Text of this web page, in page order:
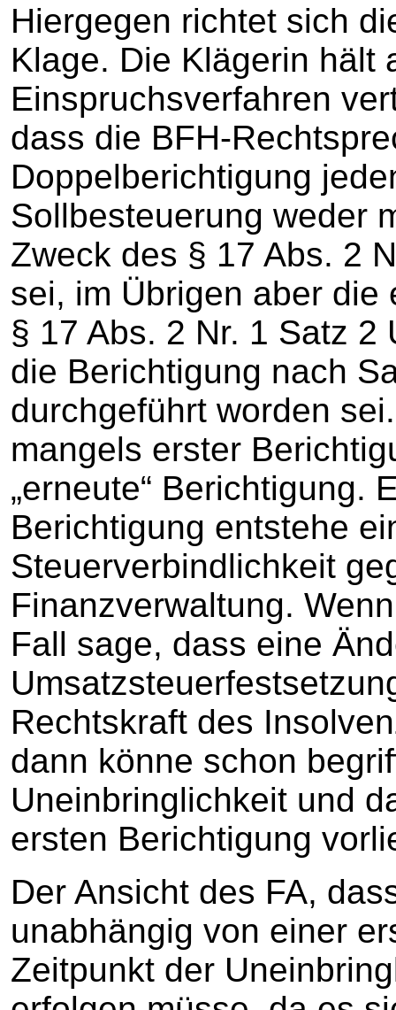
Hiergegen richtet sich
Klage. Die Klägerin hält
Einspruchsverfahren
dass die BFH-
Doppelberichtigung
Sollbesteuerung weder
Zweck des § 17 Abs. 2
sei, im Übrigen aber
§ 17 Abs. 2 Nr. 1 Satz
die Berichtigung nach
durchgeführt worden
mangels erster
„erneute“ Berichtigung.
Berichtigung entstehe
Steuerverbindlichkeit
Finanzverwaltung.
Fall sage, dass eine
Rechtskraft des
dann könne schon
Uneinbringlichkeit und
ersten Berichtigung
Der Ansicht des FA,
unabhängig von einer
Zeitpunkt der